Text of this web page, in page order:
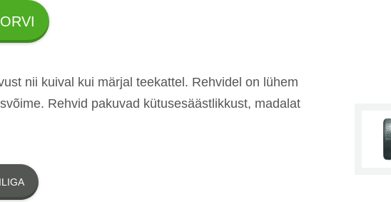
nii kuival kui märjal teekattel. Rehvidel on lühem
Rehvid pakuvad kütusesäästlikkust, madalat